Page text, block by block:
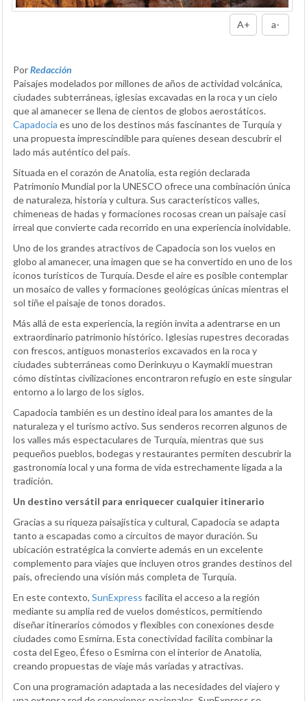
A+ a-
PorRedacción
Paisajes modelados por millones de años de actividad volcánica,
ciudades subterráneas, iglesias excavadas en la roca y un cielo
que al amanecer se llena de cientos de globos aerostáticos.
Capadocia es uno de los destinos más fascinantes de Turquía y
una propuesta imprescindible para quienes desean descubrir el
lado más auténtico del país.
Situada en el corazón de Anatolia, esta región declarada
Patrimonio Mundial por la UNESCO ofrece una combinación única
de naturaleza, historia y cultura. Sus característicos valles,
chimeneas de hadas y formaciones rocosas crean un paisaje casi
irreal que convierte cada recorrido en una experiencia inolvidable.
Uno de los grandes atractivos de Capadocia son los vuelos en
globo al amanecer, una imagen que se ha convertido en uno de los
iconos turísticos de Turquía. Desde el aire es posible contemplar
un mosaico de valles y formaciones geológicas únicas mientras el
sol tiñe el paisaje de tonos dorados.
Más allá de esta experiencia, la región invita a adentrarse en un
extraordinario patrimonio histórico. Iglesias rupestres decoradas
con frescos, antiguos monasterios excavados en la roca y
ciudades subterráneas como Derinkuyu o Kaymakli muestran
cómo distintas civilizaciones encontraron refugio en este singular
entorno a lo largo de los siglos.
Capadocia también es un destino ideal para los amantes de la
naturaleza y el turismo activo. Sus senderos recorren algunos de
los valles más espectaculares de Turquía, mientras que sus
pequeños pueblos, bodegas y restaurantes permiten descubrir la
gastronomía local y una forma de vida estrechamente ligada a la
tradición.
Un destino versátil para enriquecer cualquier itinerario
Gracias a su riqueza paisajística y cultural, Capadocia se adapta
tanto a escapadas como a circuitos de mayor duración. Su
ubicación estratégica la convierte además en un excelente
complemento para viajes que incluyen otros grandes destinos del
país, ofreciendo una visión más completa de Turquía.
En este contexto, SunExpress facilita el acceso a la región
mediante su amplia red de vuelos domésticos, permitiendo
diseñar itinerarios cómodos y flexibles con conexiones desde
ciudades como Esmirna. Esta conectividad facilita combinar la
costa del Egeo, Éfeso o Esmirna con el interior de Anatolia,
creando propuestas de viaje más variadas y atractivas.
Con una programación adaptada a las necesidades del viajero y